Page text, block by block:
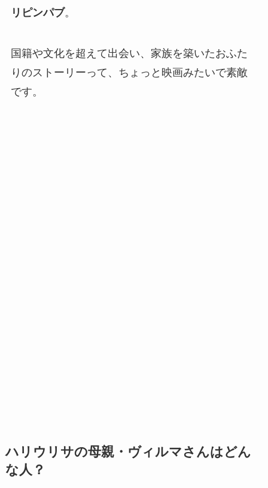
リピンパブ。
国籍や文化を超えて出会い、家族を築いたおふた
りのストーリーって、ちょっと映画みたいで素敵
です。
ハリウリサの母親・ヴィルマさんはどん
な人？